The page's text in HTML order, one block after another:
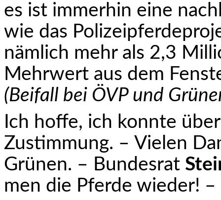
es ist immerhin eine
wie das
nämlich mehr als 2,3
Mehrwert aus dem
(Beifall bei ÖVP und
Ich hoffe, ich konnte
Zustimmung. – Vielen
Grünen. – Bundesrat
men die Pferde wieder! –